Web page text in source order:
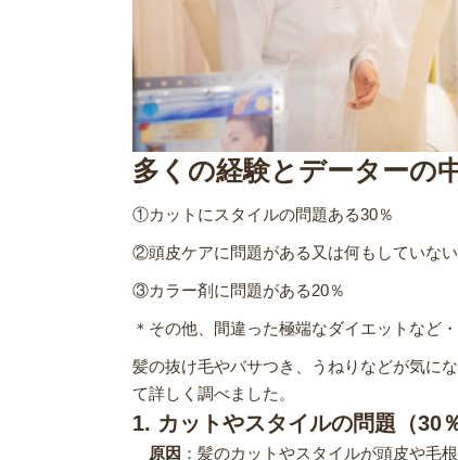
多くの経験とデーターの
①カットにスタイルの問題ある30％
②頭皮ケアに問題がある又は何もしていな
③カラー剤に問題がある20％
＊その他、間違った極端なダイエットなど・
髪の抜け毛やバサつき、うねりなどが気に
て詳しく調べました。
1. カットやスタイルの問題（30％
原因 ：髪のカットやスタイルが頭皮や毛